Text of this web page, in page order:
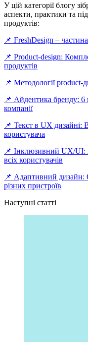
У цій категорії блогу
аспекти, практики та
продуктів:
📌 FreshDesign –
📌 Product-design:
продуктів
📌 Методології product-
📌 Айдентика бренду: 6
компанії
📌 Текст в UX дизайні:
користувача
📌 Інклюзивний UX/UI:
всіх користувачів
📌 Адаптивний дизайн:
різних пристроїв
Наступні статті